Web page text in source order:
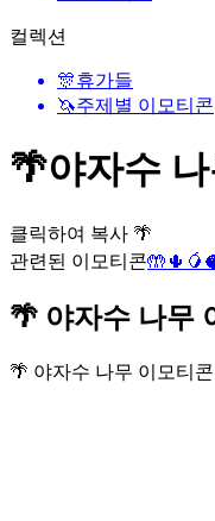
컬렉션
🎊휴가들
🦄주제별 이모티콘
🌴야자수
클릭하여 복사 🌴
관련된 이모티콘🤲 🌵 🥭
🌴 야자수 나무
🌴 야자수 나무 이모티